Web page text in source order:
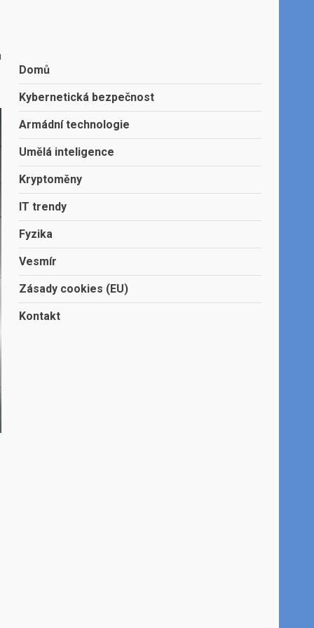
Domů
Kybernetická bezpečnost
Armádní technologie
Umělá inteligence
Kryptoměny
IT trendy
Fyzika
Vesmír
Zásady cookies (EU)
Kontakt